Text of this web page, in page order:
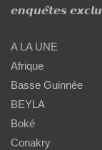
𝙚𝙣𝙦𝙪𝙚̂𝙩𝙚𝙨
A LA UNE
Afrique
Basse Guinnée
BEYLA
Boké
Conakry